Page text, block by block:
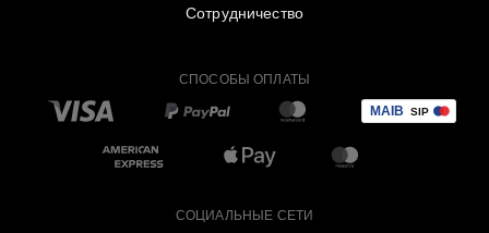
Сотрудничество
СПОСОБЫ ОПЛАТЫ
СОЦИАЛЬНЫЕ СЕТИ